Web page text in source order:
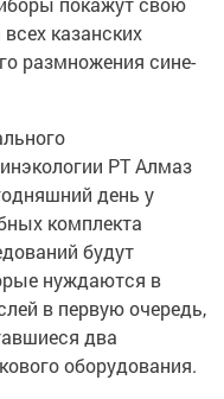
казанских
размножения сине-
РТ Алмаз
день у
комплекта
будут
нуждаются в
в первую очередь,
два
оборудования.